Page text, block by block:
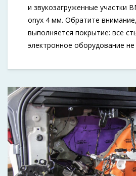
и звукозагруженные участки
onyx 4 мм. Обратите
выполняется покрытие: все
электронное оборудование не